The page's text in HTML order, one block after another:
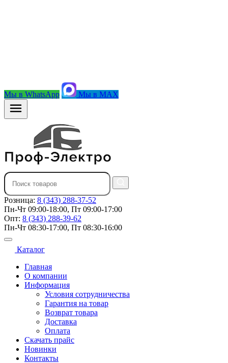
Мы в WhatsApp Мы в MAX
Розница: 8 (343) 288-37-52
Пн-Чт 09:00-18:00, Пт 09:00-17:00
Опт: 8 (343) 288-39-62
Пн-Чт 08:30-17:00, Пт 08:30-16:00
Каталог
Главная
О компании
Информация
Условия сотрудничества
Гарантия на товар
Возврат товара
Доставка
Оплата
Скачать прайс
Новинки
Контакты